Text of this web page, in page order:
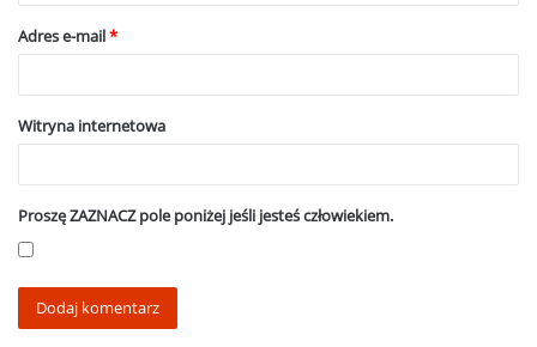
Adres e-mail*
Witryna internetowa
Proszę ZAZNACZ pole poniżej jeśli jesteś człowiekiem.